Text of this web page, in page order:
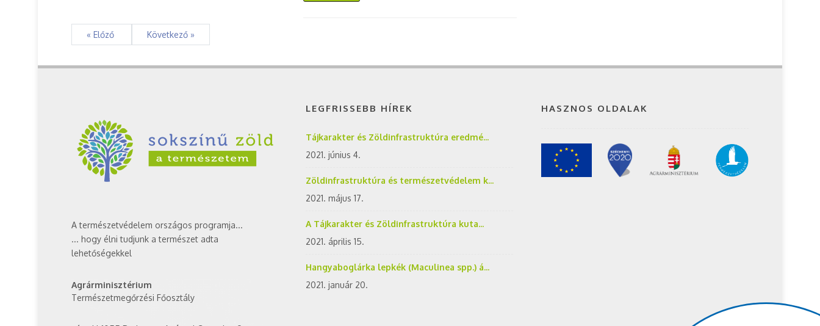
« Előző Következő »
A természetvédelem országos programja...
... hogy élni tudjunk a természet adta
lehetőségekkel
Agrárminisztérium
Természetmegőrzési Főosztály
LEGFRISSEBB HÍREK
Tájkarakter és Zöldinfrastruktúra eredmé...
2021. június 4.
Zöldinfrastruktúra és természetvédelem k...
2021. május 17.
A Tájkarakter és Zöldinfrastruktúra kuta...
2021. április 15.
Hangyaboglárka lepkék (Maculinea spp.) á...
2021. január 20.
HASZNOS OLDALAK